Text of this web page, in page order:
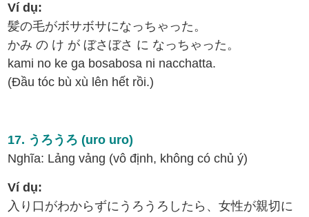
Ví dụ:
髪の毛がボサボサになっちゃった。
かみ の け が ぼさぼさ に なっちゃった。
kami no ke ga bosabosa ni nacchatta.
(Đầu tóc bù xù lên hết rồi.)
17. うろうろ (uro uro)
Nghĩa: Lảng vảng (vô định, không có chủ ý)
Ví dụ:
入り口がわからずにうろうろしたら、女性が親切に